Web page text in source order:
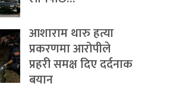
आशाराम थारु हत्या
प्रकरणमा आरोपीले
प्रहरी समक्ष दिए दर्दनाक
बयान